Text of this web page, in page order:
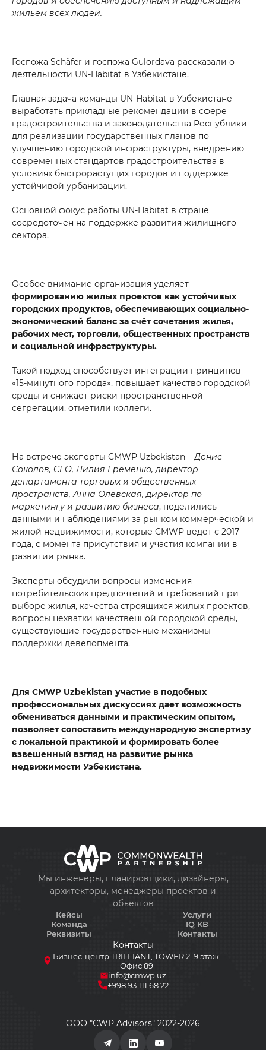
жильем всех людей.
Госпожа Schäfer и госпожа Gulordava рассказали о
деятельности UN-Habitat в Узбекистане.
Главная задача команды UN-Habitat в Узбекистане —
выработать прикладные рекомендации в сфере
градостроительства и законодательства Республики
для реализации государственных планов по
улучшению городской инфраструктуры, внедрению
современных стандартов градостроительства в
условиях быстрорастущих городов и поддержке
устойчивой урбанизации.
Основной фокус работы UN-Habitat в стране
сосредоточен на поддержке развития жилищного
сектора.
Особое внимание организация уделяет
формированию жилых проектов как устойчивых
городских продуктов, обеспечивающих социально-
экономический баланс за счёт сочетания жилья,
рабочих мест, торговли, общественных пространств
и социальной инфраструктуры.
Такой подход способствует интеграции принципов
«15-минутного города», повышает качество городской
среды и снижает риски пространственной
сегрегации, отметили коллеги.
На встрече эксперты CMWP Uzbekistan – Денис
Соколов, CEO, Лилия Ерёменко, директор
департамента торговых и общественных
пространств, Анна Олевская, директор по
маркетингу и развитию бизнеса, поделились
данными и наблюдениями за рынком коммерческой и
жилой недвижимости, которые CMWP ведет с 2017
года, с момента присутствия и участия компании в
развитии рынка.
Эксперты обсудили вопросы изменения
потребительских предпочтений и требований при
выборе жилья, качества строящихся жилых проектов,
вопросы нехватки качественной городской среды,
существующие государственные механизмы
поддержки девелопмента.
Для CMWP Uzbekistan участие в подобных
профессиональных дискуссиях дает возможность
обмениваться данными и практическим опытом,
позволяет сопоставить международную экспертизу
с локальной практикой и формировать более
взвешенный взгляд на развитие рынка
недвижимости Узбекистана.
+998 93 111 68 22
info@cmwp.uz
Бизнес-центр TRILLIANT, TOWER 2, 9 этаж,
Мы инженеры, планировщики, дизайнеры,
архитекторы, менеджеры проектов и
объектов
Кейсы
Команда
Реквизиты
Услуги
IQ KB
Контакты
Контакты
Бизнес-центр TRILLIANT, TOWER 2, 9 этаж,
Офис 89
info@cmwp.uz
+998 93 111 68 22
ООО "CWP Advisors" 2022-2026